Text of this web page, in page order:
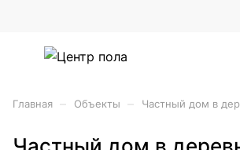
Главная Объекты Частный дом в